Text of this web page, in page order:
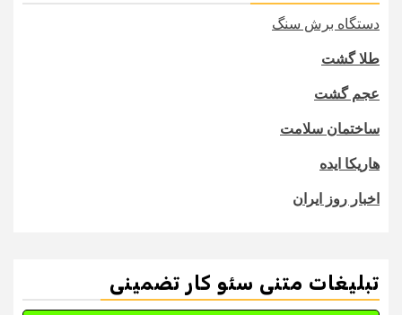
دستگاه برش سنگ
طلا گشت
عجم گشت
ساختمان سلامت
هاریکا ایده
اخبار روز ایران
تبلیغات متنی سئو کار تضمینی